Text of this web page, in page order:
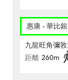
惠康 - 華比
九龍旺角彌
距離 260m